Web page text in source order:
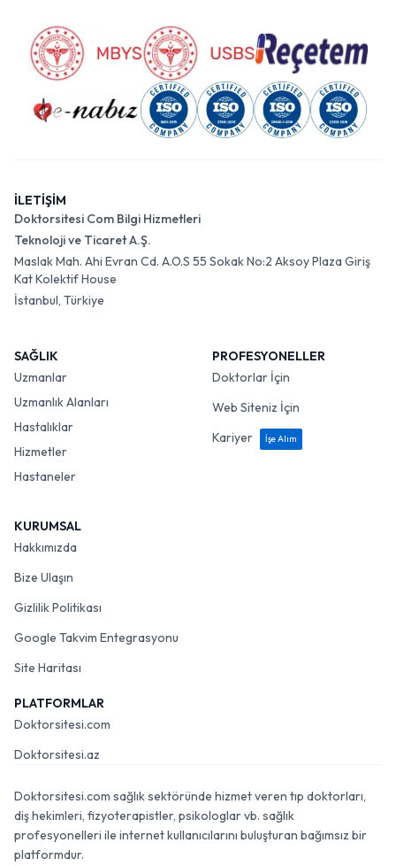
İLETİŞİM
Doktorsitesi Com Bilgi Hizmetleri
Teknoloji ve Ticaret A.Ş.
Maslak Mah. Ahi Evran Cd. A.O.S 55 Sokak No:2 Aksoy Plaza Giriş
Kat Kolektif House
İstanbul, Türkiye
SAĞLIK
Uzmanlar
Uzmanlık Alanları
Hastalıklar
Hizmetler
Hastaneler
PROFESYONELLER
Doktorlar İçin
Web Siteniz İçin
Kariyer
İşe Alım
KURUMSAL
Hakkımızda
Bize Ulaşın
Gizlilik Politikası
Google Takvim Entegrasyonu
Site Haritası
PLATFORMLAR
Doktorsitesi.com
Doktorsitesi.az
Doktorsitesi.com sağlık sektöründe hizmet veren tıp doktorları,
diş hekimleri, fizyoterapistler, psikologlar vb. sağlık
profesyonelleri ile internet kullanıcılarını buluşturan bağımsız bir
platformdur.